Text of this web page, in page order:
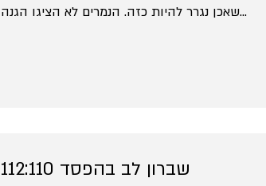
שאכן נגרר להיות כזה. הנמרים לא הציגו הגנה
שברון לב בהפסד 112:110